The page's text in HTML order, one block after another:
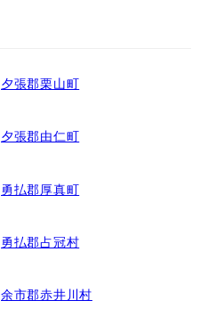
夕張郡栗山町
夕張郡由仁町
勇払郡厚真町
勇払郡占冠村
余市郡赤井川村